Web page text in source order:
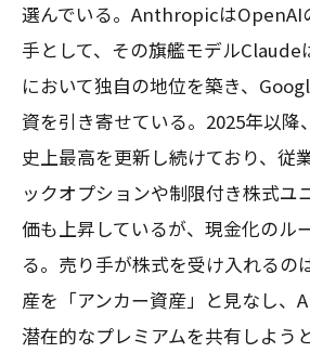
選んでいる。AnthropicはOpenAI
手として、その旗艦モデルClaude
において独自の地位を築き、
資を引き寄せている。2025年以降
史上最高を更新し続けており、従
ックオプションや制限付き株式ユ
価も上昇しているが、現金化のル
る。売り手が株式を受け入れるの
産を「アンカー資産」と見なし
潜在的なプレミアムを共有しよう